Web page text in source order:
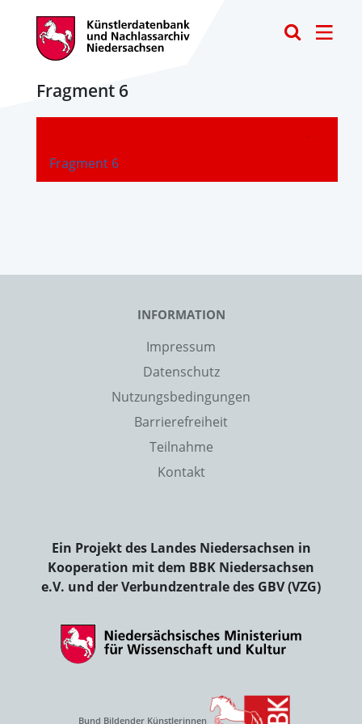
Fragment 6
Fragment 6
-
INFORMATION
Impressum
Datenschutz
Nutzungsbedingungen
Barrierefreiheit
Teilnahme
Kontakt
Ein Projekt des Landes Niedersachsen in
Kooperation mit dem BBK Niedersachsen
e.V. und der Verbundzentrale des GBV (VZG)
Bund Bildender Künstlerinnen